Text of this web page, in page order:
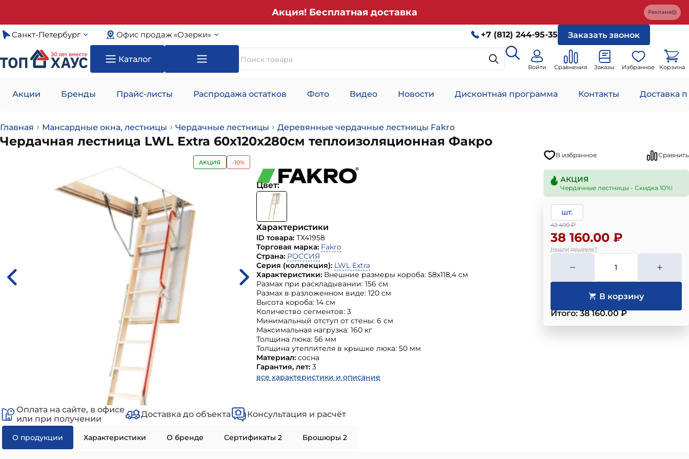
Акция! Бесплатная доставка Реклама
Санкт-Петербург Офис продаж «Озерки» +7 (812) 244-95-35 Заказать звонок
Каталог
Войти Сравнения Заказы Избранное Корзина
Акции Бренды Прайс-листы Распродажа остатков Фото Видео Новости Дисконтная программа Контакты Доставка
Главная Мансардные окна, лестницы Чердачные лестницы Деревянные чердачные лестницы Fakro
Чердачная лестница LWL Extra 60х120х280см теплоизоляционная Факро
В избранное Сравнить
АКЦИЯ -10%
Цвет:
Характеристики
ID товара: ТХ41958
Торговая марка: Fakro
Страна: РОССИЯ
Серия (коллекция): LWL Extra
Характеристики: Внешние размеры короба: 58х118,4 см
Размах при раскладывании: 156 см
Размах в разложенном виде: 120 см
Высота короба: 14 см
Количество сегментов: 3
Минимальный отступ от стены: 6 см
Максимальная нагрузка: 160 кг
Толщина люка: 56 мм
Толщина утеплителя в крышке люка: 50 мм
Материал: сосна
Гарантия, лет: 3
все характеристики и описание
АКЦИЯ
Чердачные лестницы - Скидка 10%!
шт.
42 400₽
38 160.00 ₽
Нашли дешевле?
Итого: 38 160.00 ₽
Оплата на сайте, в офисе
или при получении
Доставка до объекта Консультация и расчёт
О продукции Характеристики О бренде Сертификаты 2 Брошюры 2